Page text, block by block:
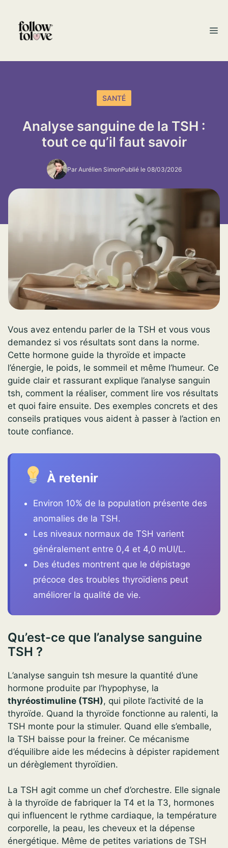
contenu
SANTÉ
Analyse sanguine de la TSH :
tout ce qu’il faut savoir
Par Aurélien SimonPublié le 08/03/2026
Vous avez entendu parler de la TSH et vous vous
demandez si vos résultats sont dans la norme.
Cette hormone guide la thyroïde et impacte
l’énergie, le poids, le sommeil et même l’humeur. Ce
guide clair et rassurant explique l’analyse sanguin
tsh, comment la réaliser, comment lire vos résultats
et quoi faire ensuite. Des exemples concrets et des
conseils pratiques vous aident à passer à l’action en
toute confiance.
À retenir
Environ 10% de la population présente des
anomalies de la TSH.
Les niveaux normaux de TSH varient
généralement entre 0,4 et 4,0 mUI/L.
Des études montrent que le dépistage
précoce des troubles thyroïdiens peut
améliorer la qualité de vie.
Qu’est-ce que l’analyse sanguine
TSH ?
L’analyse sanguin tsh mesure la quantité d’une
hormone produite par l’hypophyse, la
thyréostimuline (TSH), qui pilote l’activité de la
thyroïde. Quand la thyroïde fonctionne au ralenti, la
TSH monte pour la stimuler. Quand elle s’emballe,
la TSH baisse pour la freiner. Ce mécanisme
d’équilibre aide les médecins à dépister rapidement
un dérèglement thyroïdien.
La TSH agit comme un chef d’orchestre. Elle signale
à la thyroïde de fabriquer la T4 et la T3, hormones
qui influencent le rythme cardiaque, la température
corporelle, la peau, les cheveux et la dépense
énergétique. Même de petites variations de TSH